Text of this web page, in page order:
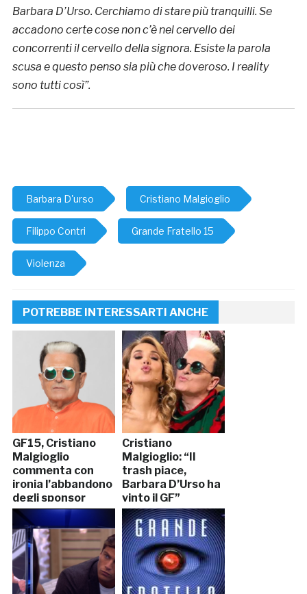
Barbara D’Urso. Cerchiamo di stare più tranquilli. Se
accadono certe cose non c’è nel cervello dei
concorrenti il cervello della signora. Esiste la parola
scusa e questo penso sia più che doveroso. I reality
sono tutti così”.
Barbara D'urso Cristiano Malgioglio
Filippo Contri Grande Fratello 15
Violenza
POTREBBE INTERESSARTI ANCHE
GF15, Cristiano
Malgioglio
commenta con
ironia l’abbandono
degli sponsor
Cristiano
Malgioglio: “Il
trash piace,
Barbara D’Urso ha
vinto il GF”